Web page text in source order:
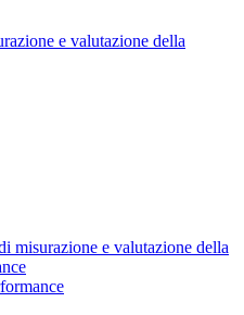
e valutazione della
misurazione e valutazione della